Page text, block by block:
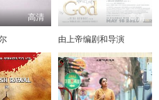
高清 高清
由上帝编剧和导演